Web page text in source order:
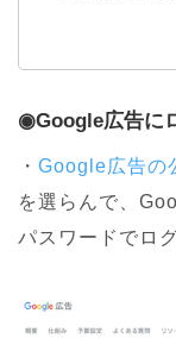
◉Google広告に
・ Google広告の
を選らんで、
パスワードでロ